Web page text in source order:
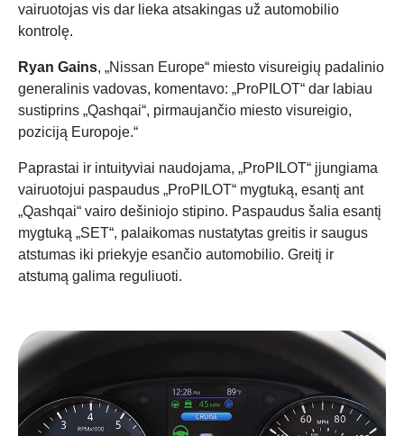
vairuotojas vis dar lieka atsakingas už automobilio
kontrolę.
Ryan Gains, „Nissan Europe“ miesto visureigių padalinio
generalinis vadovas, komentavo: „ProPILOT“ dar labiau
sustiprins „Qashqai“, pirmaujančio miesto visureigio,
poziciją Europoje.“
Paprastai ir intuityviai naudojama, „ProPILOT“ įjungiama
vairuotojui paspaudus „ProPILOT“ mygtuką, esantį ant
„Qashqai“ vairo dešiniojo stipino. Paspaudus šalia esantį
mygtuką „SET“, palaikomas nustatytas greitis ir saugus
atstumas iki priekyje esančio automobilio. Greitį ir
atstumą galima reguliuoti.